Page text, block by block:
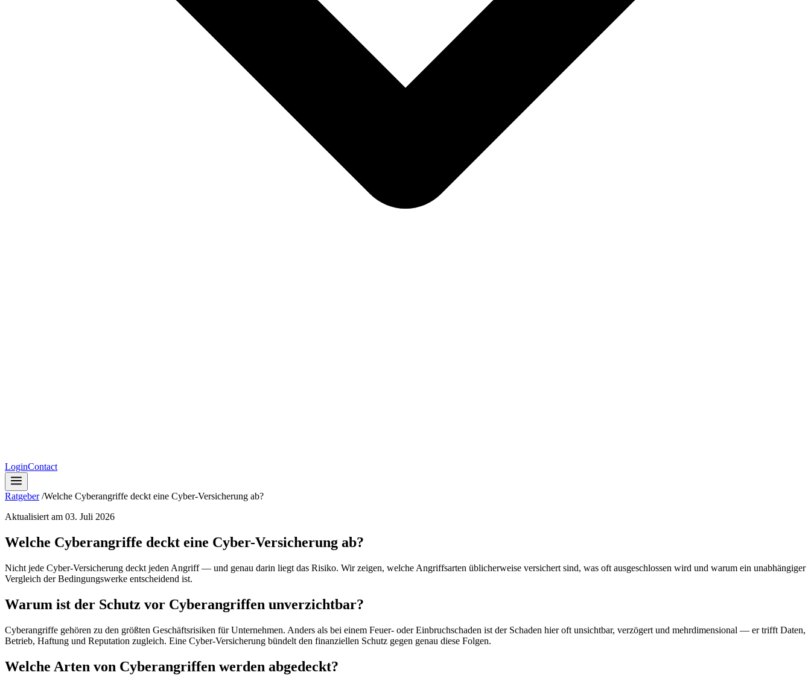
LoginContact
Ratgeber /Welche Cyberangriffe deckt eine Cyber-Versicherung ab?
Aktualisiert am 03. Juli 2026
Welche Cyberangriffe deckt eine Cyber-Versicherung ab?
Nicht jede Cyber-Versicherung deckt jeden Angriff — und genau darin liegt das Risiko. Wir zeigen, welche Angriffsarten üblicherweise versichert sind, was oft ausgeschlossen wird und warum ein unabhängiger
Vergleich der Bedingungswerke entscheidend ist.
Warum ist der Schutz vor Cyberangriffen unverzichtbar?
Cyberangriffe gehören zu den größten Geschäftsrisiken für Unternehmen. Anders als bei einem Feuer- oder Einbruchschaden ist der Schaden hier oft unsichtbar, verzögert und mehrdimensional — er trifft Daten,
Betrieb, Haftung und Reputation zugleich. Eine Cyber-Versicherung bündelt den finanziellen Schutz gegen genau diese Folgen.
Welche Arten von Cyberangriffen werden abgedeckt?